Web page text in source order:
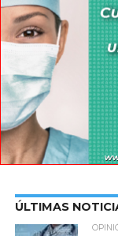
ÚLTIMAS